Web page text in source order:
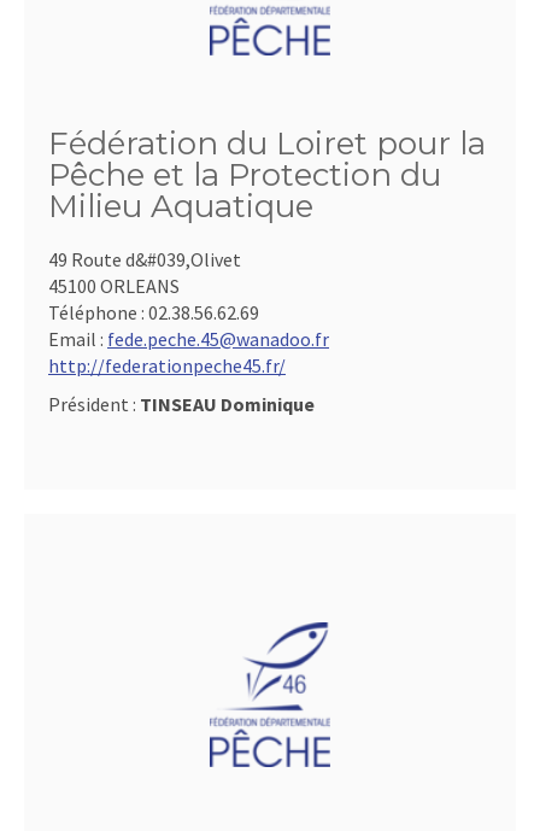
Fédération du Loiret pour la
Pêche et la Protection du
Milieu Aquatique
49 Route d&#039,Olivet
45100 ORLEANS
Téléphone : 02.38.56.62.69
Email : fede.peche.45@wanadoo.fr
http://federationpeche45.fr/
Président : TINSEAU Dominique